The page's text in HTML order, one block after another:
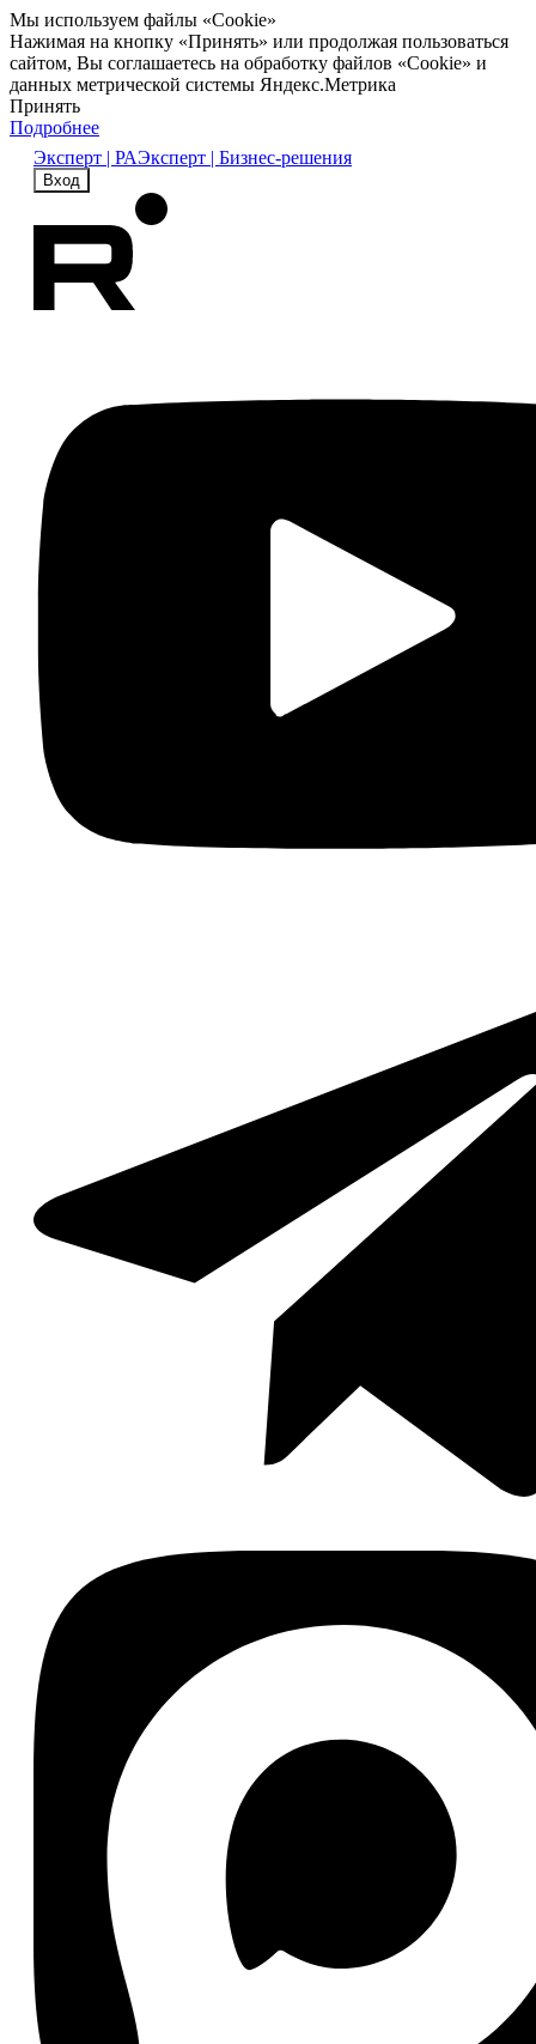
Мы используем файлы «Cookie»
Нажимая на кнопку «Принять» или продолжая пользоваться
сайтом, Вы соглашаетесь на обработку файлов «Cookie» и
данных метрической системы Яндекс.Метрика
Принять
Подробнее
Эксперт | РАЭксперт | Бизнес-решения
Вход